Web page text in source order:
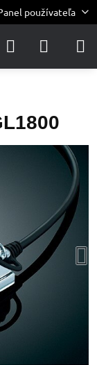
používateľa